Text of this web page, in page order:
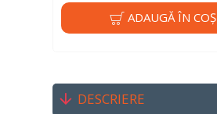
ADAUGĂ ÎN COŞ
DESCRIERE